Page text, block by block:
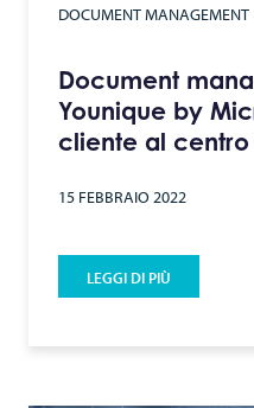
DOCUMENT MANAGEMENT
Document
Younique by
cliente al centro
15 FEBBRAIO 2022
LEGGI DI PIÙ